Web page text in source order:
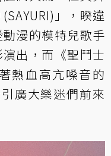
」，睽違
漫的模特兒歌手
演出，而《聖鬥士
熱血高亢嗓音的
廣大樂迷們前來